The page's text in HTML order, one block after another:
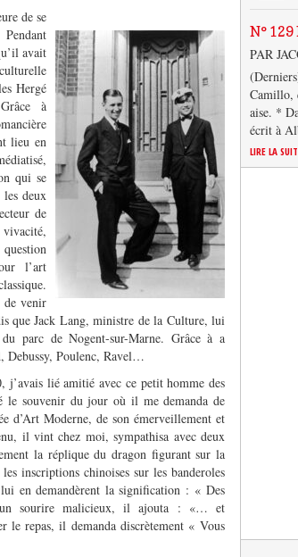
de se
avait
Hergé
à
lieu en
qui se
deux
de
l’art
de venir
que Jack Lang, ministre de la Culture, lui
parc de Nogent-sur-Marne. Grâce à a
Debussy, Poulenc, Ravel…
j’avais lié amitié avec ce petit homme des
le souvenir du jour où il me demanda de
d’Art Moderne, de son émerveillement et
il vint chez moi, sympathisa avec deux
la réplique du dragon figurant sur la
inscriptions chinoises sur les banderoles
en demandèrent la signification : « Des
un sourire malicieux, il ajouta : «… et
repas, il demanda discrètement « Vous
N°
PAR
Camillo,
aise. *
écrit à
LIRE LA